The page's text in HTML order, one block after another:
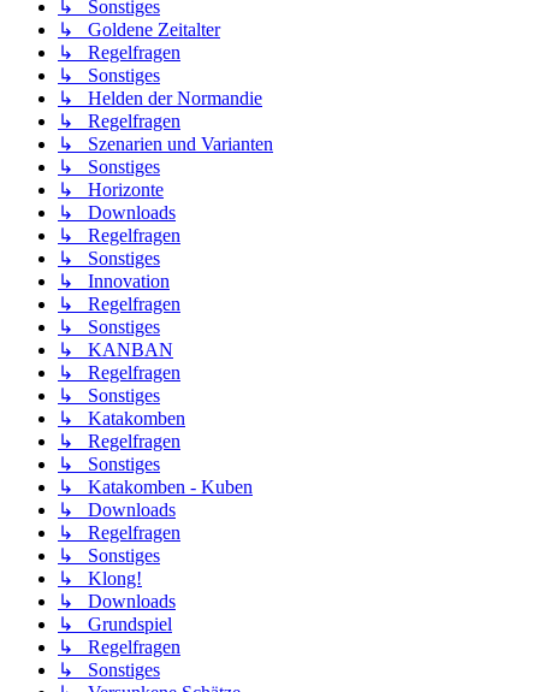
↳ Sonstiges
↳ Goldene Zeitalter
↳ Regelfragen
↳ Sonstiges
↳ Helden der Normandie
↳ Regelfragen
↳ Szenarien und Varianten
↳ Sonstiges
↳ Horizonte
↳ Downloads
↳ Regelfragen
↳ Sonstiges
↳ Innovation
↳ Regelfragen
↳ Sonstiges
↳ KANBAN
↳ Regelfragen
↳ Sonstiges
↳ Katakomben
↳ Regelfragen
↳ Sonstiges
↳ Katakomben - Kuben
↳ Downloads
↳ Regelfragen
↳ Sonstiges
↳ Klong!
↳ Downloads
↳ Grundspiel
↳ Regelfragen
↳ Sonstiges